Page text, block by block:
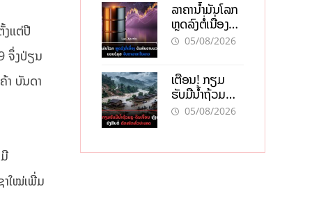
ງແຕ່ປີ
ຈຶ່ງປ່ຽນ
າ ບັນດາ
ໃໝ່ເພີ່ມ
ໄລຍະຍາວ
ລາຄານ້ຳມັນໂລກ
ຫຼຸດລົງຕໍ່ເນື່ອງ
ຮັບສັນຍານບວກ
ລາວ
05/08/2026
ເຕືອນ! ກຽມ
ຮັບມືນໍ້າຖ້ວມ
ກະທັນຫັນ-ດິນ
ໜັກທົ່ວປະເທດ
05/08/2026